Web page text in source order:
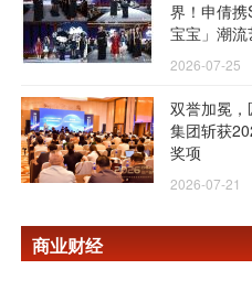
界！申倩
宝宝」潮流
2026-07-25
双誉加冕
集团斩获
奖项
2026-07-21
商业财经